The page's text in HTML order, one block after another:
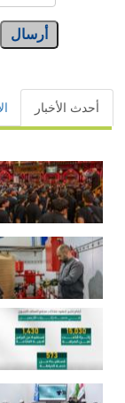
أرسال
أحدث الأخبار